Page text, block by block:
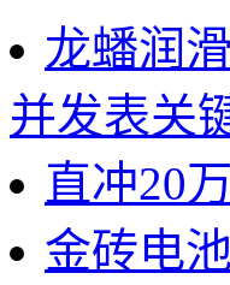
龙蟠润
并发表关
直冲20
金砖电